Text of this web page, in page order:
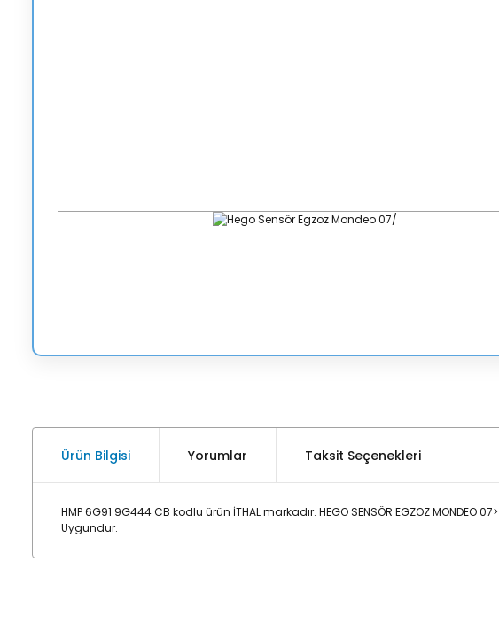
Ürün Bilgisi Yorumlar Taksit Seçenekleri
HMP 6G91 9G444 CB kodlu ürün İTHAL markadır. HEGO SENSÖR EGZOZ
Uygundur.